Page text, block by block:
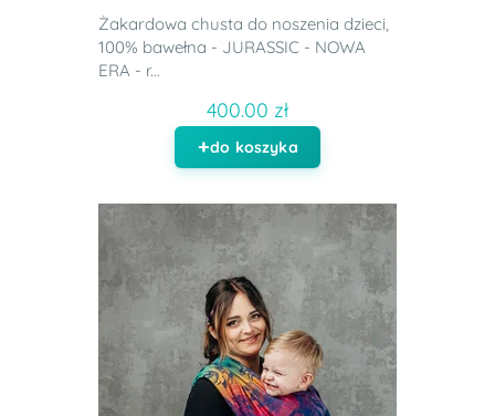
Żakardowa chusta do noszenia dzieci,
100% bawełna - JURASSIC - NOWA
ERA - r...
400.00 zł
do koszyka